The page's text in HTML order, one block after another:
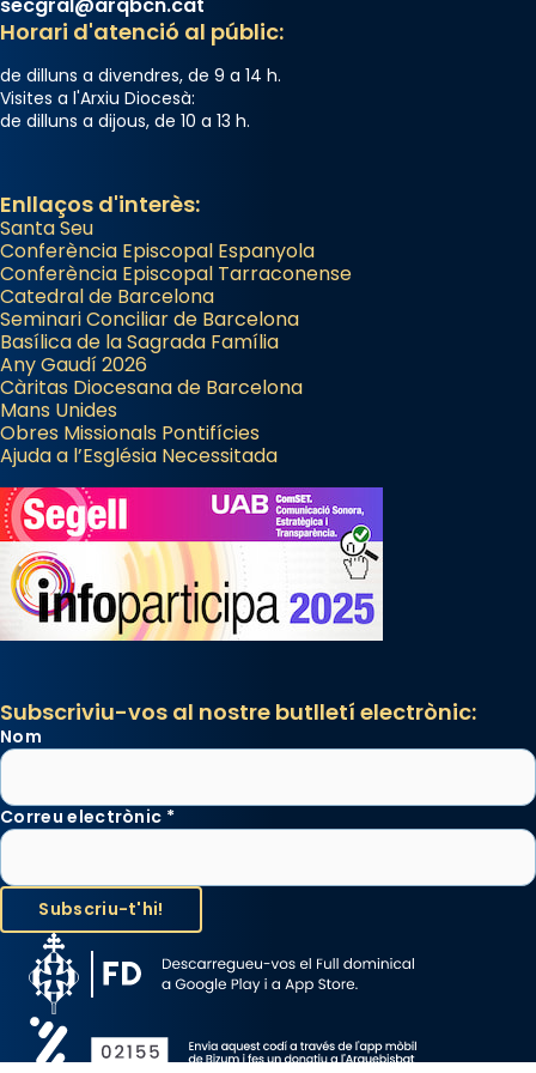
Horari d'atenció al públic:
de dilluns a divendres, de 9 a 14 h.
Visites a l'Arxiu Diocesà:
de dilluns a dijous, de 10 a 13 h.
Enllaços d'interès:
Santa Seu
Conferència Episcopal Espanyola
Conferència Episcopal Tarraconense
Catedral de Barcelona
Seminari Conciliar de Barcelona
Basílica de la Sagrada Família
Any Gaudí 2026
Càritas Diocesana de Barcelona
Mans Unides
Obres Missionals Pontifícies
Ajuda a l’Església Necessitada
Subscriviu-vos al nostre butlletí electrònic:
Nom
Correu electrònic *